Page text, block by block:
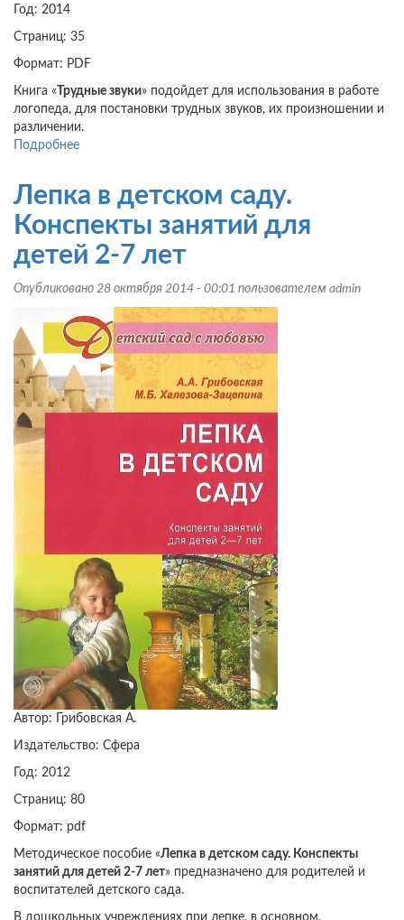
Год: 2014
Страниц: 35
Формат: PDF
Книга « Трудные звуки» подойдет для использования в работе
логопеда, для постановки трудных звуков, их произношении и
различении.
Подробнее
Лепка в детском саду.
Конспекты занятий для
детей 2-7 лет
Опубликовано 28 октября 2014 - 00:01 пользователем admin
Автор: Грибовская А.
Издательство: Сфера
Год: 2012
Страниц: 80
Формат: pdf
Методическое пособие «Лепка в детском саду. Конспекты
занятий для детей 2-7 лет» предназначено для родителей и
воспитателей детского сада.
В дошкольных учреждениях при лепке, в основном,